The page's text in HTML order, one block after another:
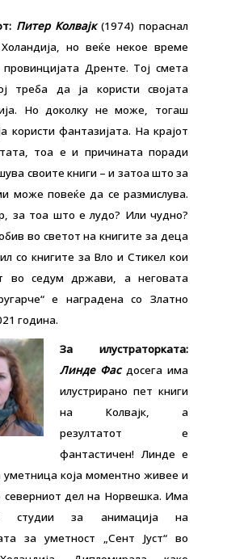
Питер Колвајк(1974) пораснал
но веќе некое време
Дренте. Тој смета
треба да ја користи својата
Но доколку не може, тогаш
користи фантазијата. На крајот
тоа е и причината поради
своите книги – и затоа што за
може повеќе да се размислува.
за тоа што е лудо? Или чудно?
во светот на книгите за деца
со книгите за Вло и Стикел кои
во седум држави, а неговата
е наградена со Златно
година.
За илустраторката:
Линде Фас досега има
илустрирано пет книги
на Колвајк, а
резултатот е
фантастичен! Линде е
уметница која моментно живее и
северниот дел на Норвешка. Има
студии за анимација на
за уметност „Сент Јуст“ во